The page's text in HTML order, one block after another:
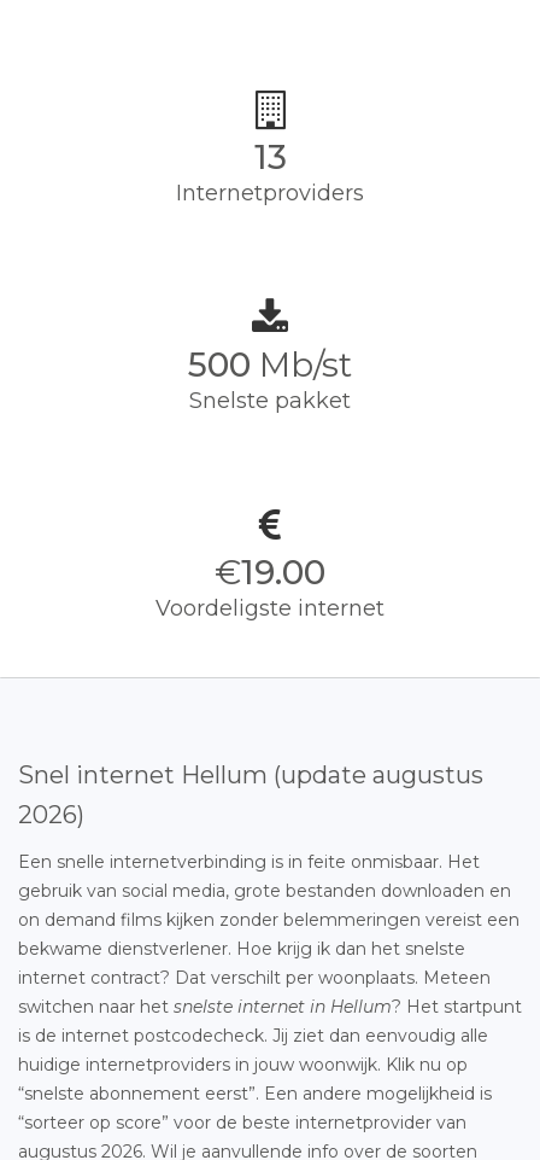
13
Internetproviders
500 Mb/st
Snelste pakket
€19.00
Voordeligste internet
Snel internet Hellum (update augustus
2026)
Een snelle internetverbinding is in feite onmisbaar. Het
gebruik van social media, grote bestanden downloaden en
on demand films kijken zonder belemmeringen vereist een
bekwame dienstverlener. Hoe krijg ik dan het snelste
internet contract? Dat verschilt per woonplaats. Meteen
switchen naar het snelste internet in Hellum? Het startpunt
is de internet postcodecheck. Jij ziet dan eenvoudig alle
huidige internetproviders in jouw woonwijk. Klik nu op
“snelste abonnement eerst”. Een andere mogelijkheid is
“sorteer op score” voor de beste internetprovider van
augustus 2026. Wil je aanvullende info over de soorten